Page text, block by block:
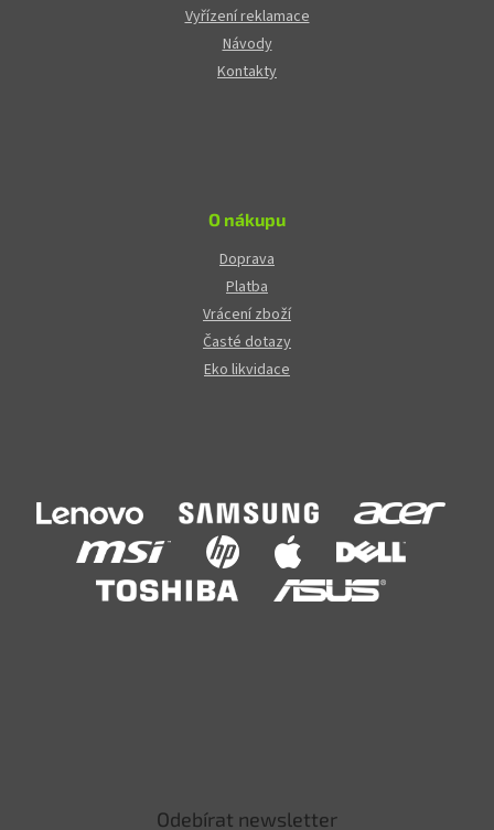
Vyřízení reklamace
Návody
Kontakty
O nákupu
Doprava
Platba
Vrácení zboží
Časté dotazy
Eko likvidace
Odebírat newsletter